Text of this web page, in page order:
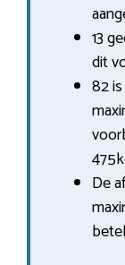
13
dit
82
De